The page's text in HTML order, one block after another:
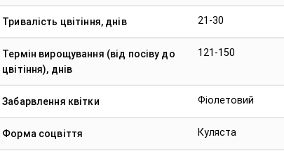
Тривалість цвітіння, днів 21-30
Термін вирощування (від посіву до
цвітіння), днів
121-150
Забарвлення квітки Фіолетовий
Форма соцвіття Куляста